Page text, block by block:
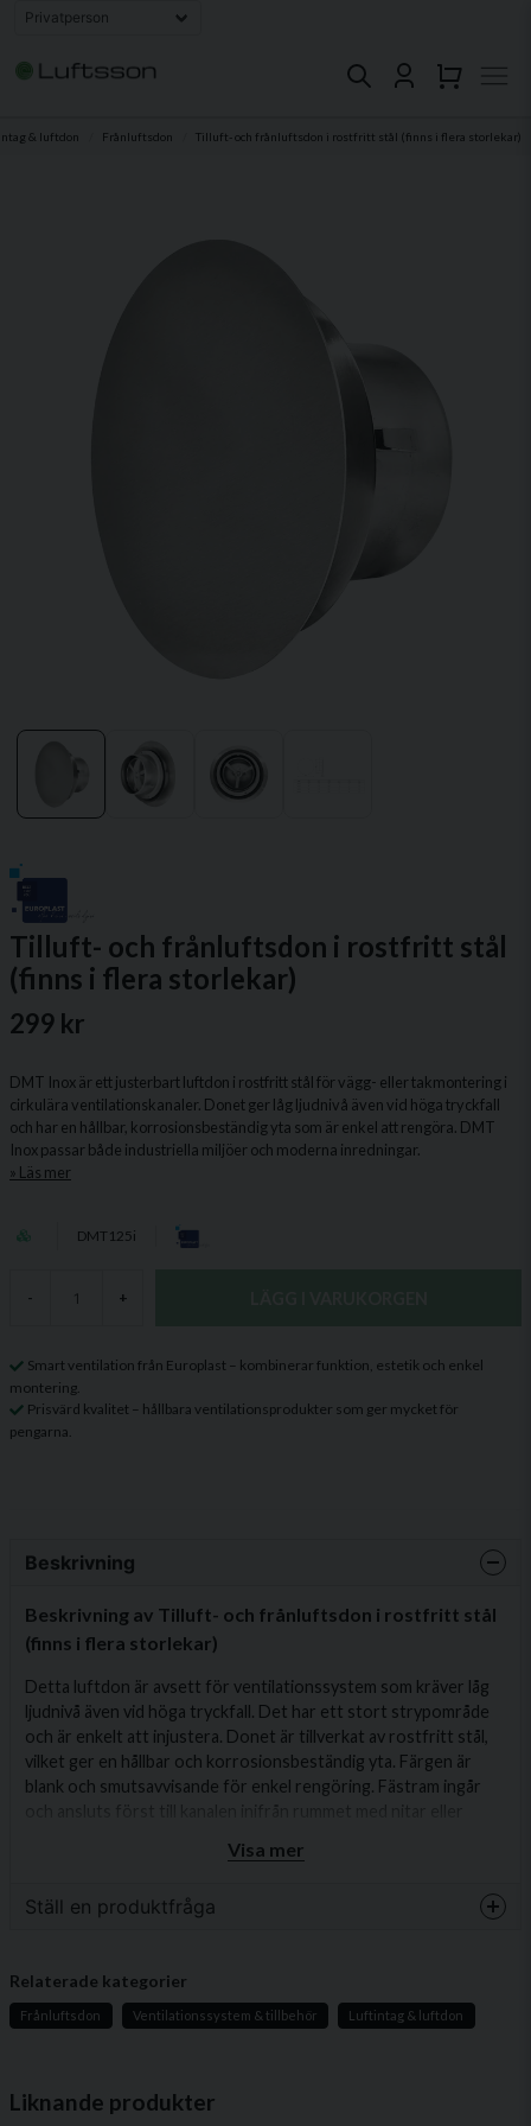
& luftdon Frånluftsdon Tilluft- och frånluftsdon i rostfritt stål (finns i flera storlekar)
Tilluft- och frånluftsdon i rostfritt stål
(finns i flera storlekar)
299 kr
DMT Inox är ett justerbart luftdon i rostfritt stål för vägg- eller takmontering i
cirkulära ventilationskanaler. Donet ger låg ljudnivå även vid höga tryckfall
och har en hållbar, korrosionsbeständig yta som är enkel att rengöra. DMT
Inox passar både industriella miljöer och moderna inredningar.
Läs mer
DMT125i
- +
Smart ventilation från Europlast – kombinerar funktion, estetik och enkel
montering.
Prisvärd kvalitet – hållbara ventilationsprodukter som ger mycket för
pengarna.
Liknande produkter
Beskrivning
Beskrivning av Tilluft- och frånluftsdon i rostfritt stål
(finns i flera storlekar)
Detta luftdon är avsett för ventilationssystem som kräver låg
ljudnivå även vid höga tryckfall. Det har ett stort strypområde
och är enkelt att injustera. Donet är tillverkat av rostfritt stål,
vilket ger en hållbar och korrosionsbeständig yta. Färgen är
blank och smutsavvisande för enkel rengöring. Fästram ingår
för en enkel och säker installation.
Produktegenskaper
och rostbeständighet
Manuell justering av luftflöde för att anpassa
ventilationsvolymen efter behov
För vägg- eller takmontering
Visa mer
Ställ en produktfråga
Fråga oss något om denna produkten...
Namn
Relaterade kategorier
Frånluftsdon Ventilationssystem & tillbehör Luftintag & luftdon